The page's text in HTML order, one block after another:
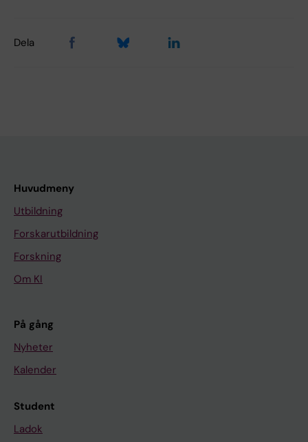
Dela
Huvudmeny
Utbildning
Forskarutbildning
Forskning
Om KI
På gång
Nyheter
Kalender
Student
Ladok